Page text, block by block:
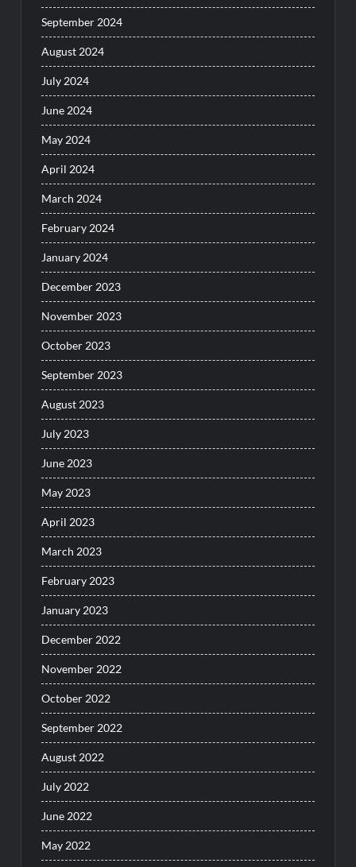
September 2024
August 2024
July 2024
June 2024
May 2024
April 2024
March 2024
February 2024
January 2024
December 2023
November 2023
October 2023
September 2023
August 2023
July 2023
June 2023
May 2023
April 2023
March 2023
February 2023
January 2023
December 2022
November 2022
October 2022
September 2022
August 2022
July 2022
June 2022
May 2022